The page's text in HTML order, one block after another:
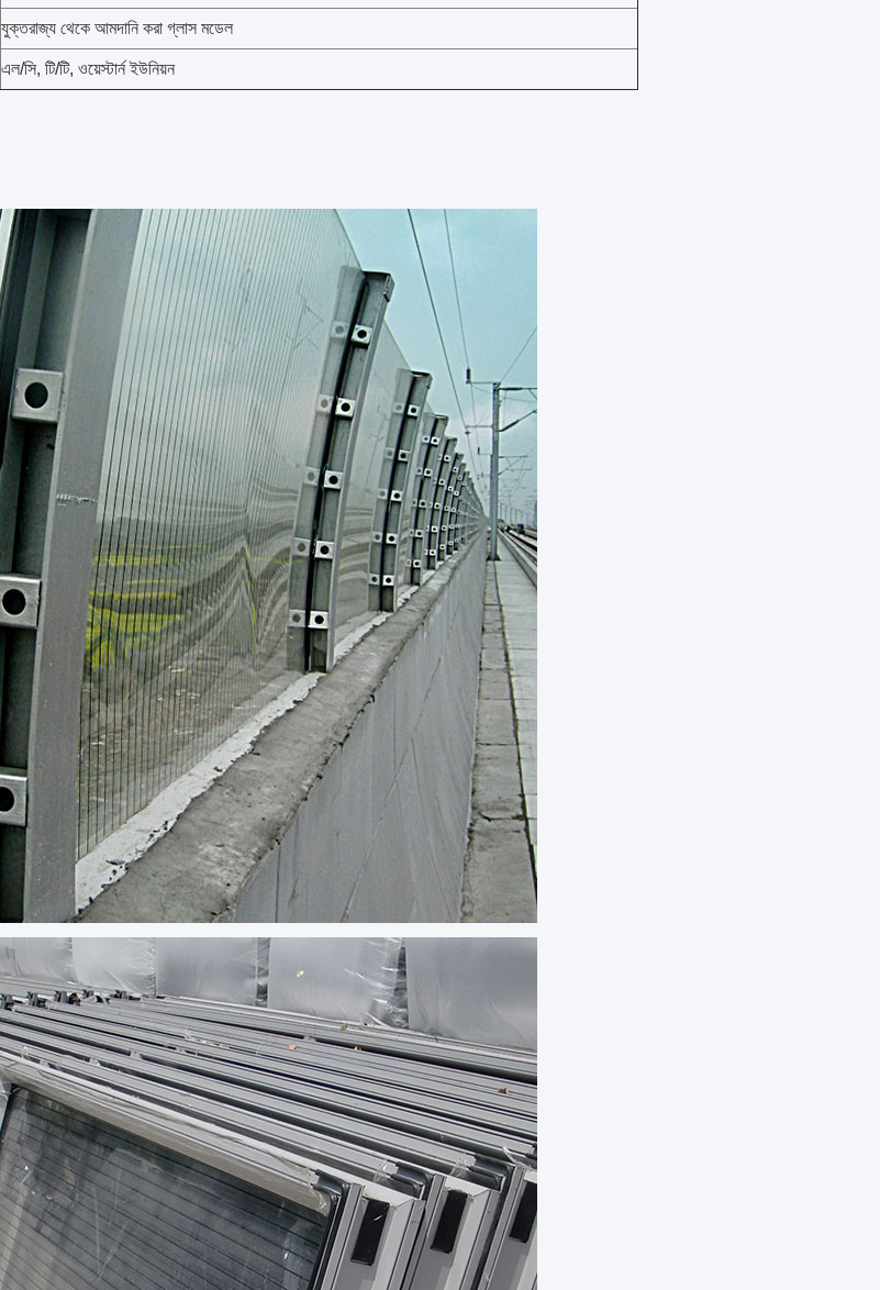
যুক্তরাজ্য থেকে আমদানি করা গ্লাস মডেল
এল/সি, টি/টি, ওয়েস্টার্ন ইউনিয়ন